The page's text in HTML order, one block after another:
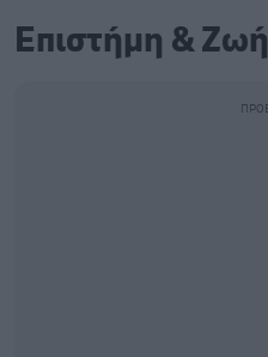
Επιστήμη & Ζωή